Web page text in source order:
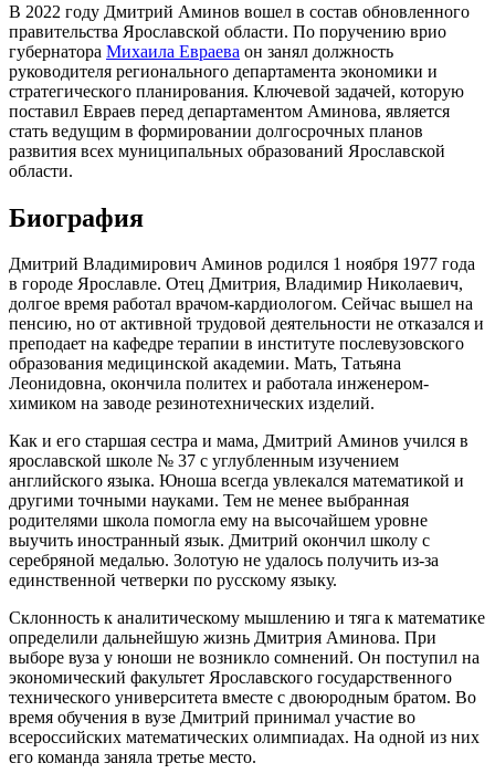
В 2022 году Дмитрий Аминов вошел в состав обновленного
правительства Ярославской области. По поручению врио
губернатора Михаила Евраева он занял должность
руководителя регионального департамента экономики и
стратегического планирования. Ключевой задачей, которую
поставил Евраев перед департаментом Аминова, является
стать ведущим в формировании долгосрочных планов
развития всех муниципальных образований Ярославской
области.
Биография
Дмитрий Владимирович Аминов родился 1 ноября 1977 года
в городе Ярославле. Отец Дмитрия, Владимир Николаевич,
долгое время работал врачом-кардиологом. Сейчас вышел на
пенсию, но от активной трудовой деятельности не отказался и
преподает на кафедре терапии в институте послевузовского
образования медицинской академии. Мать, Татьяна
Леонидовна, окончила политех и работала инженером-
химиком на заводе резинотехнических изделий.
Как и его старшая сестра и мама, Дмитрий Аминов учился в
ярославской школе № 37 с углубленным изучением
английского языка. Юноша всегда увлекался математикой и
другими точными науками. Тем не менее выбранная
родителями школа помогла ему на высочайшем уровне
выучить иностранный язык. Дмитрий окончил школу с
серебряной медалью. Золотую не удалось получить из-за
единственной четверки по русскому языку.
Склонность к аналитическому мышлению и тяга к математике
определили дальнейшую жизнь Дмитрия Аминова. При
выборе вуза у юноши не возникло сомнений. Он поступил на
экономический факультет Ярославского государственного
технического университета вместе с двоюродным братом. Во
время обучения в вузе Дмитрий принимал участие во
всероссийских математических олимпиадах. На одной из них
его команда заняла третье место.